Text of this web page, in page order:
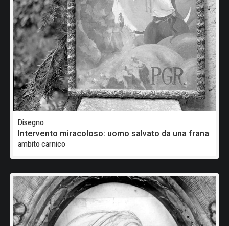
Disegno
Intervento miracoloso: uomo salvato da una frana
ambito carnico